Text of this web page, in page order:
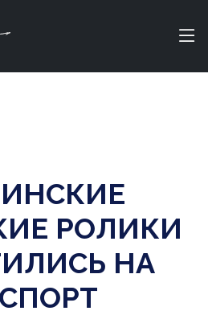
РОЛИКИ
НА